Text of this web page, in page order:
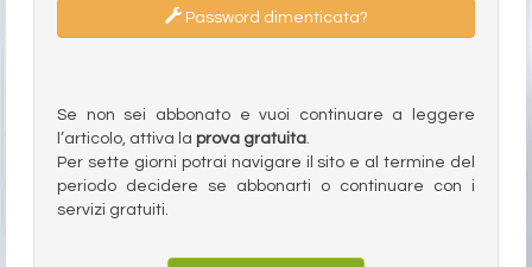
Password dimenticata?
Se non sei abbonato e vuoi continuare a leggere
l’articolo, attiva la prova gratuita.
Per sette giorni potrai navigare il sito e al termine del
periodo decidere se abbonarti o continuare con i
servizi gratuiti.